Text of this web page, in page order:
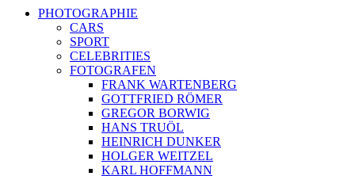
PHOTOGRAPHIE
CARS
SPORT
CELEBRITIES
FOTOGRAFEN
FRANK WARTENBERG
GOTTFRIED RÖMER
GREGOR BORWIG
HANS TRUÖL
HEINRICH DUNKER
HOLGER WEITZEL
KARL HOFFMANN